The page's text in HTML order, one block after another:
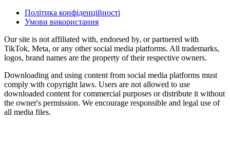
Політика конфіденційності
Умови використання
Our site is not affiliated with, endorsed by, or partnered with
TikTok, Meta, or any other social media platforms. All trademarks,
logos, brand names are the property of their respective owners.
Downloading and using content from social media platforms must
comply with copyright laws. Users are not allowed to use
downloaded content for commercial purposes or distribute it without
the owner's permission. We encourage responsible and legal use of
all media files.